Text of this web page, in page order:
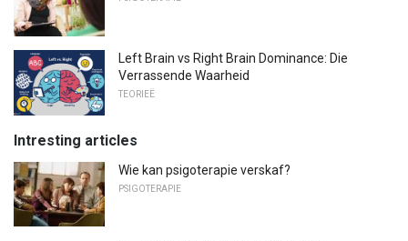
Left Brain vs Right Brain Dominance: Die
Verrassende Waarheid
TEORIEË
Intresting articles
Wie kan psigoterapie verskaf?
PSIGOTERAPIE